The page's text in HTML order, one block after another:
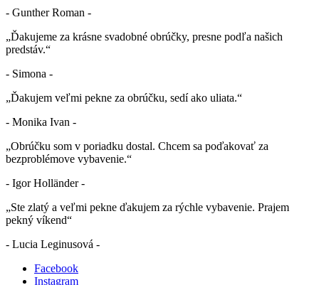
- Gunther Roman -
„Ďakujeme za krásne svadobné obrúčky, presne podľa našich
predstáv.“
- Simona -
„Ďakujem veľmi pekne za obrúčku, sedí ako uliata.“
- Monika Ivan -
„Obrúčku som v poriadku dostal. Chcem sa poďakovať za
bezproblémove vybavenie.“
- Igor Holländer -
„Ste zlatý a veľmi pekne ďakujem za rýchle vybavenie. Prajem
pekný víkend“
- Lucia Leginusová -
Facebook
Instagram